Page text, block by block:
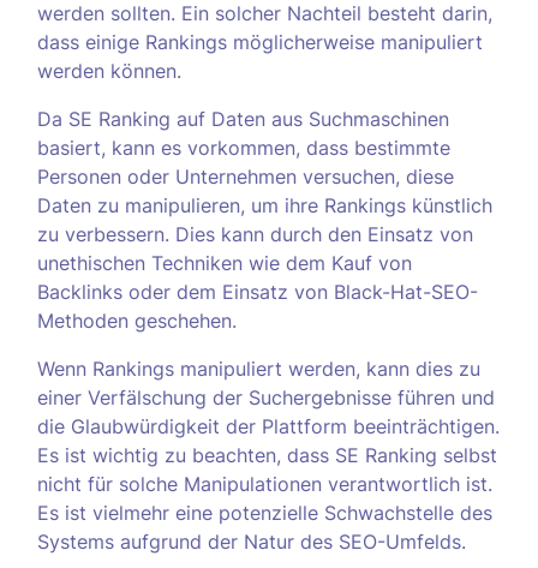
werden sollten. Ein solcher Nachteil besteht darin,
dass einige Rankings möglicherweise manipuliert
werden können.
Da SE Ranking auf Daten aus Suchmaschinen
basiert, kann es vorkommen, dass bestimmte
Personen oder Unternehmen versuchen, diese
Daten zu manipulieren, um ihre Rankings künstlich
zu verbessern. Dies kann durch den Einsatz von
unethischen Techniken wie dem Kauf von
Backlinks oder dem Einsatz von Black-Hat-SEO-
Methoden geschehen.
Wenn Rankings manipuliert werden, kann dies zu
einer Verfälschung der Suchergebnisse führen und
die Glaubwürdigkeit der Plattform beeinträchtigen.
Es ist wichtig zu beachten, dass SE Ranking selbst
nicht für solche Manipulationen verantwortlich ist.
Es ist vielmehr eine potenzielle Schwachstelle des
Systems aufgrund der Natur des SEO-Umfelds.